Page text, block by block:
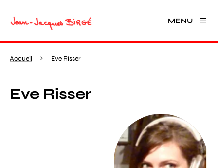
MENU
Accueil Eve Risser
Eve Risser
Agrandir